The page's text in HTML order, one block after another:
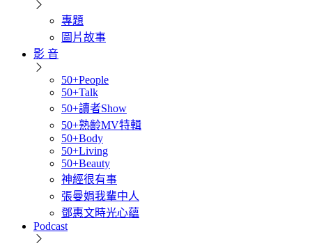
專題
圖片故事
影 音
50+People
50+Talk
50+讀者Show
50+熟齡MV特輯
50+Body
50+Living
50+Beauty
神經很有事
張曼娟我輩中人
鄧惠文時光心蘊
Podcast